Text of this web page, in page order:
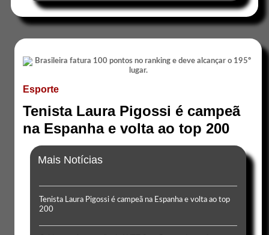
Esporte
Tenista Laura Pigossi é campeã
na Espanha e volta ao top 200
Mais Notícias
Tenista Laura Pigossi é campeã na Espanha e volta ao top
200